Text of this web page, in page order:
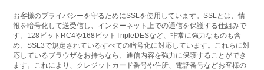
お客様のプライバシーを守るためにSSLを使用しています。SSLとは、情
報を暗号化して送受信し、インターネット上での通信を保護する仕組みで
す。128ビットRC4や168ビットTripleDESなど、非常に強力なものも含
め、SSL3で規定されているすべての暗号化に対応しています。これらに対
応しているブラウザをお持ちなら、通信内容を強力に保護することができ
ます。これにより、クレジットカード番号や住所、電話番号などお客様の